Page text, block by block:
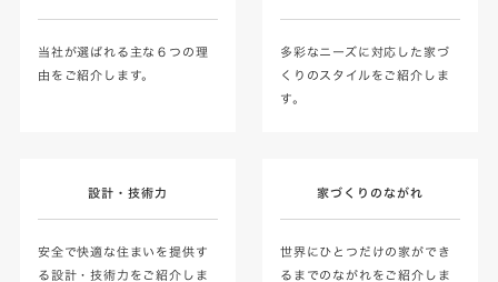
当社が選ばれる主な６つの理
由をご紹介します。
多彩なニーズに対応した家づ
くりのスタイルをご紹介しま
す。
設計・技術力
安全で快適な住まいを提供す
る設計・技術力をご紹介しま
家づくりのながれ
世界にひとつだけの家ができ
るまでのながれをご紹介しま